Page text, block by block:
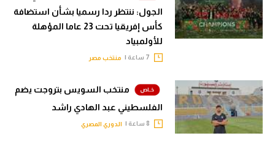
الجول: ننتظر ردا رسميا بشأن استضافة
كأس إفريقيا تحت 23 عاما المؤهلة
للأولمبياد
منتخب مصر
منتخب السويس بتروجت يضم
الفلسطيني عبد الهادي راشد
الدوري المصري